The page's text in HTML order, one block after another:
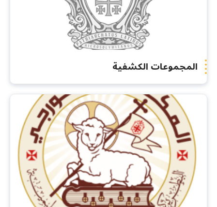
المجموعات الكشفية